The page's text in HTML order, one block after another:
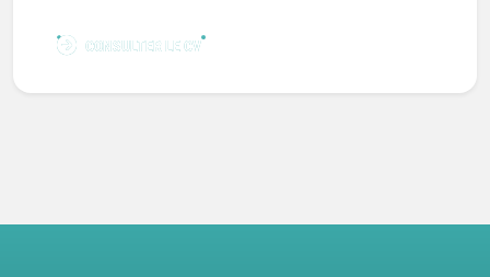
CONSULTER LE CV